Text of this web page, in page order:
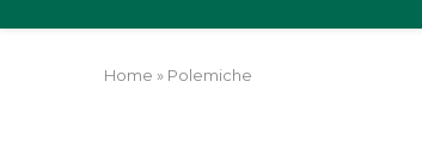
Home » Polemiche